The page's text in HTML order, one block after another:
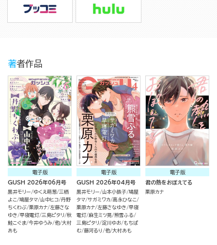
著者作品
電子版
GUSH 2026年06月号
黒井モリー ゆくえ萌葱 三栖
よこ 鳩屋タマ 山中ヒコ 丹野
ちくわぶ 栗原カナ 左藤さな
ゆき 早寝電灯 三島ピタリ 秋
鮭こぐま 今井ゆうみ 他 大村
あも
電子版
GUSH 2026年04月号
黒井モリー 山本小鉄子 鳩屋
タマ サガミワカ 高永ひなこ
栗原カナ 左藤さなゆき 早寝
電灯 麻生ミツ晃 熊雪ふる
三島ピタリ 淀川ゆお もちぱ
む 藤河るり 他 大村あも
電子版
君の熱をおぼえてる
栗原カナ